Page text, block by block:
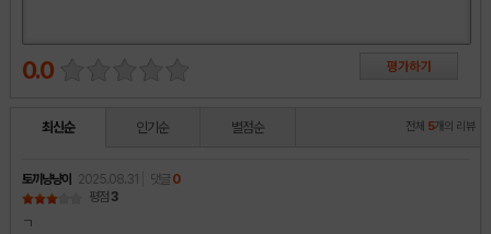
0.0
최신순 인기순 별점순 전체 5개의 리뷰
토끼냥냥이 2025.08.31 댓글 0
평점 3
ㄱ